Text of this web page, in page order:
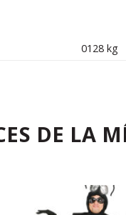
0128 kg
DE LA